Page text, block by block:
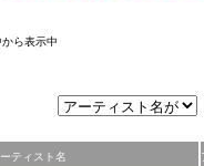
ら表示中
ティスト名